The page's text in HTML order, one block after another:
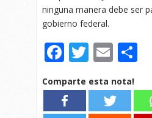
ninguna manera debe ser
gobierno federal.
Facebook
Twitter
Email
Comparte esta nota!